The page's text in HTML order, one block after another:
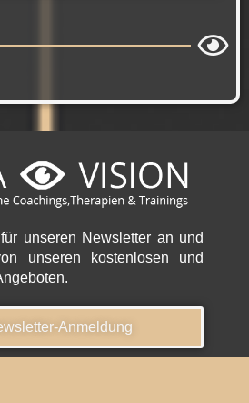
unseren Newsletter an und
unseren kostenlosen und
Anmeldung